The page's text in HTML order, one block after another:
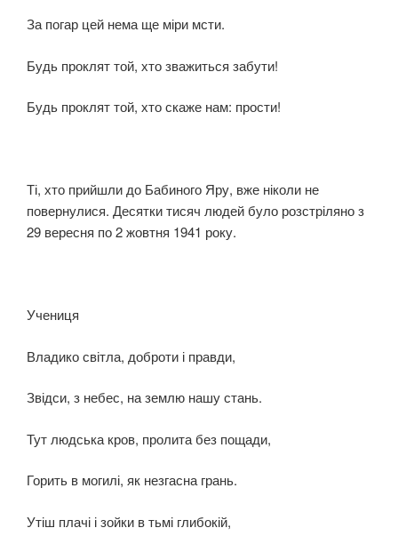
За погар цей нема ще міри мсти.
Будь проклят той, хто зважиться забути!
Будь проклят той, хто скаже нам: прости!
Ті, хто прийшли до Бабиного Яру, вже ніколи не
повернулися. Десятки тисяч людей було розстріляно з
29 вересня по 2 жовтня 1941 року.
Учениця
Владико світла, доброти і правди,
Звідси, з небес, на землю нашу стань.
Тут людська кров, пролита без пощади,
Горить в могилі, як незгасна грань.
Утіш плачі і зойки в тьмі глибокій,